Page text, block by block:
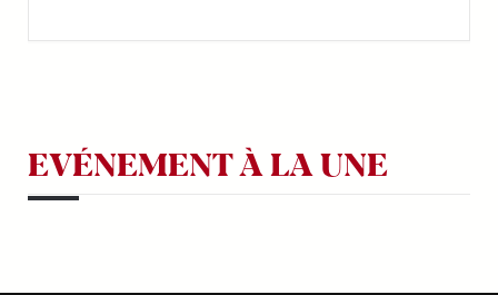
EVÉNEMENT À LA UNE